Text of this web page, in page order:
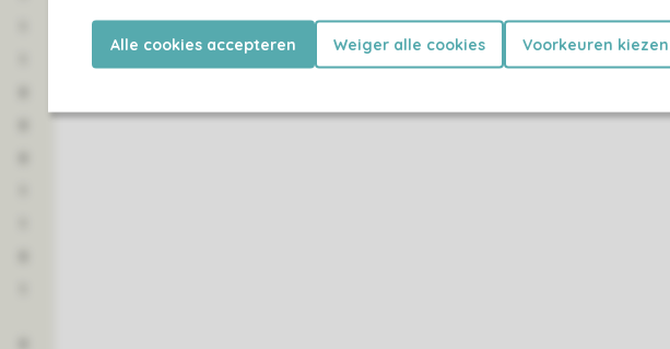
Alle cookies accepteren Weiger alle cookies Voorkeuren kiezen